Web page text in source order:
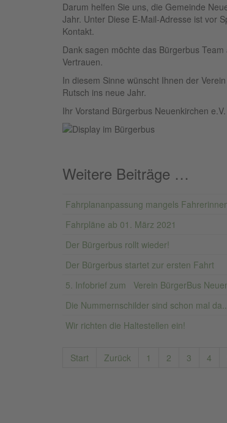
Darum helfen Sie uns, die Gemeinde
Jahr. Unter Diese E-Mail-Adresse ist vor
Kontakt.
Dank sagen möchte das Bürgerbus
Vertrauen.
In diesem Sinne wünscht Ihnen der
Rutsch ins neue Jahr.
Ihr Vorstand Bürgerbus Neuenkirchen e.V.
Weitere Beiträge …
Fahrplananpassung mangels
Fahrpläne ab 01. März 2021
Der Bürgerbus rollt wieder!
Der Bürgerbus startet zur ersten Fahrt
5. Infobrief zum Verein BürgerBus
Die Nummernschilder sind schon mal
Wir richten die Haltestellen ein!
Start Zurück 1 2 3 4